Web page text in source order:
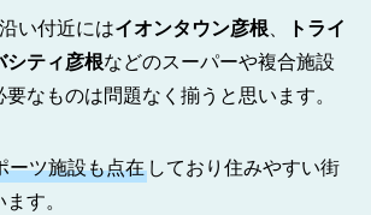
い付近にはイオンタウン彦根、
トライ
シティ彦根などのスーパーや複合施設
なものは問題なく揃うと思います。
ーツ施設も点在しており住みやすい街
す。